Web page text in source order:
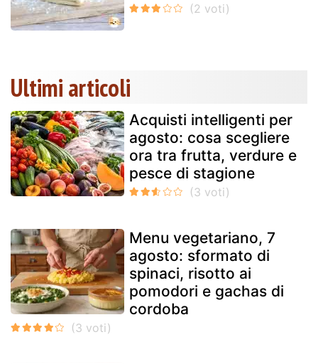
Ultimi articoli
Acquisti intelligenti per
agosto: cosa scegliere
ora tra frutta, verdure e
pesce di stagione
Menu vegetariano, 7
agosto: sformato di
spinaci, risotto ai
pomodori e gachas di
cordoba